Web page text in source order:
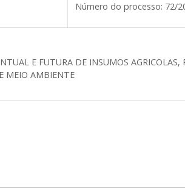
Número do processo: 72/
E FUTURA DE INSUMOS
MEIO AMBIENTE